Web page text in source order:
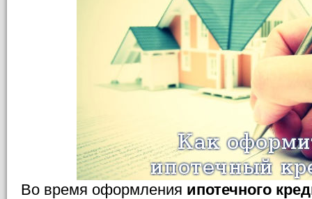
Во время оформления ипотечного